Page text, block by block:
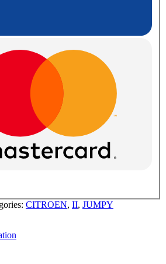
CITROEN, II, JUMPY